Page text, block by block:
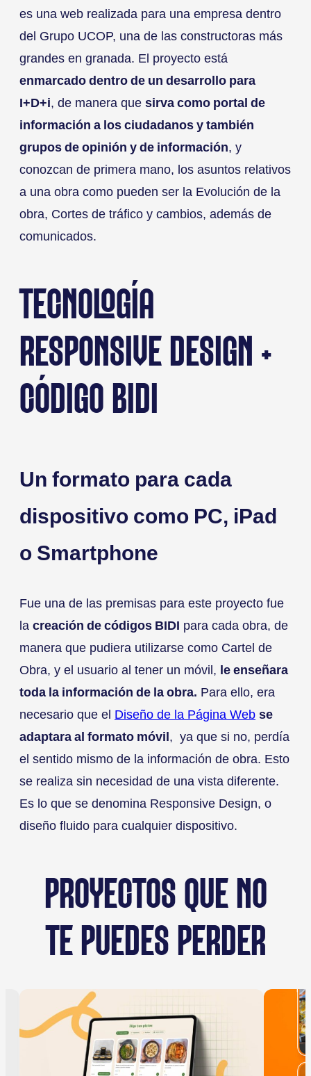
es una web realizada para una empresa dentro
del Grupo UCOP, una de las constructoras más
grandes en granada. El proyecto está
enmarcado dentro de un desarrollo para
I+D+i, de manera que sirva como portal de
información a los ciudadanos y también
grupos de opinión y de información, y
conozcan de primera mano, los asuntos relativos
a una obra como pueden ser la Evolución de la
obra, Cortes de tráfico y cambios, además de
comunicados.
TECNOLOGÍA
RESPONSIVE DESIGN +
CÓDIGO BIDI
Un formato para cada
dispositivo como PC, iPad
o Smartphone
Fue una de las premisas para este proyecto fue
la creación de códigos BIDI para cada obra, de
manera que pudiera utilizarse como Cartel de
Obra, y el usuario al tener un móvil, le enseñara
toda la información de la obra. Para ello, era
necesario que el Diseño de la Página Web se
adaptara al formato móvil, ya que si no, perdía
el sentido mismo de la información de obra. Esto
se realiza sin necesidad de una vista diferente.
Es lo que se denomina Responsive Design, o
diseño fluido para cualquier dispositivo.
PROYECTOS QUE NO
TE PUEDES PERDER